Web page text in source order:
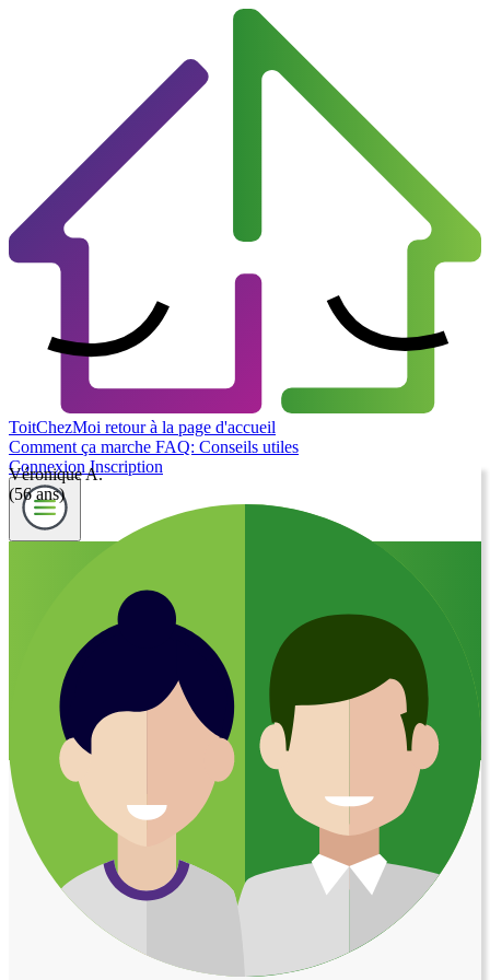
ToitChezMoi retour à la page d'accueil
Comment ça marche FAQ: Conseils utiles
ConnexionInscription
Véronique A.
(56 ans)